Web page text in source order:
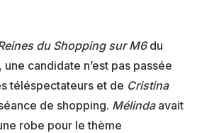
du Shopping sur M6du
candidate n’est pas passée
téléspectateurs et de Cristina
de shopping. Mélindaavait
robe pour le thème